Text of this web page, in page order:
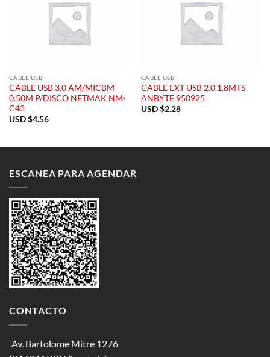
CABLE USB
CABLE USB 3.0 AM/MICBM
0.50M P/DISCO NETMAK NM-
C43
USD $4.56
CABLE USB
CABLE EXT USB 2.0 1.8MTS
ANBYTE 958925
USD $2.28
ESCANEA PARA AGENDAR
CONTACTO
Av. Bartolome Mitre 1276